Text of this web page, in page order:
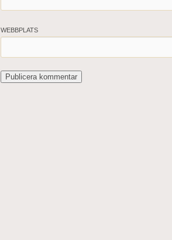
WEBBPLATS